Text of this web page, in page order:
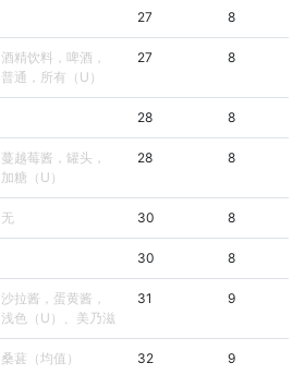
27 8
酒精饮料，啤酒，
普通，所有（U）
27 8
28 8
蔓越莓酱，罐头，
加糖（U）
28 8
无 30 8
30 8
沙拉酱，蛋黄酱，
浅色（U）、美乃滋
31 9
桑葚（均值） 32 9